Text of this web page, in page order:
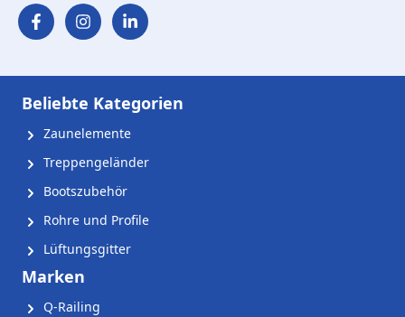
Beliebte Kategorien
Zaunelemente
Treppengeländer
Bootszubehör
Rohre und Profile
Lüftungsgitter
Marken
Q-Railing